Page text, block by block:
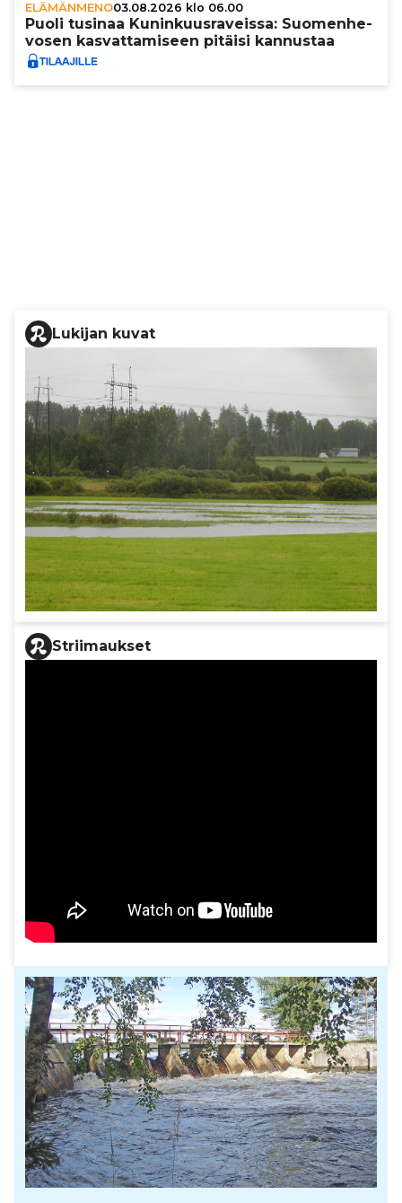
ELÄMÄNMENO03.08.2026 klo 06.00
Puoli tusinaa Kunin­kuus­ra­veissa: Suo­men­he­
vo­sen kas­vat­ta­mi­seen pitäisi kannustaa
Lukijan kuvat
Striimaukset